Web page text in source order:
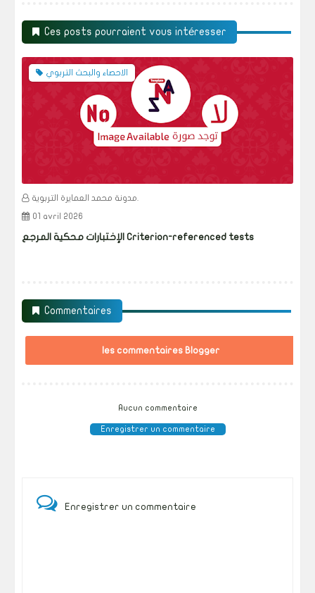
Ces posts pourraient vous intéresser
الاحصاء والبحث التربوي
01 avril 2026
الإختبارات محكية المرجع Criterion-referenced tests
Commentaires
les commentaires Blogger
Aucun commentaire
Enregistrer un commentaire
Enregistrer un commentaire